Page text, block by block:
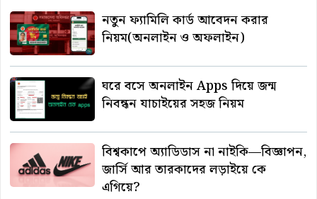
নতুন ফ্যামিলি কার্ড আবেদন করার
নিয়ম(অনলাইন ও অফলাইন)
ঘরে বসে অনলাইন Apps দিয়ে জন্ম
নিবন্ধন যাচাইয়ের সহজ নিয়ম
বিশ্বকাপে অ্যাডিডাস না নাইকি—বিজ্ঞাপন,
জার্সি আর তারকাদের লড়াইয়ে কে
এগিয়ে?